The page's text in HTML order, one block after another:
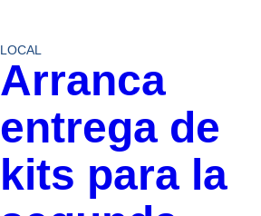
LOCAL
Arranca
entrega de
kits para la